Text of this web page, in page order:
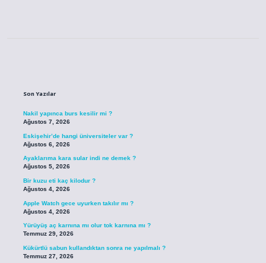
Son Yazılar
Nakil yapınca burs kesilir mi ?
Ağustos 7, 2026
Eskişehir’de hangi üniversiteler var ?
Ağustos 6, 2026
Ayaklarıma kara sular indi ne demek ?
Ağustos 5, 2026
Bir kuzu eti kaç kilodur ?
Ağustos 4, 2026
Apple Watch gece uyurken takılır mı ?
Ağustos 4, 2026
Yürüyüş aç karnına mı olur tok karnına mı ?
Temmuz 29, 2026
Kükürtlü sabun kullandıktan sonra ne yapılmalı ?
Temmuz 27, 2026